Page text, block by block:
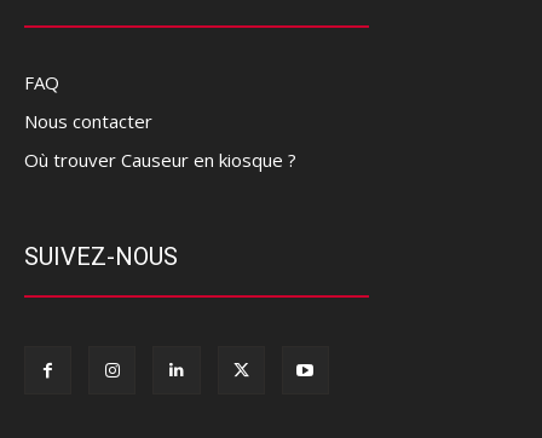
FAQ
Nous contacter
Où trouver Causeur en kiosque ?
SUIVEZ-NOUS